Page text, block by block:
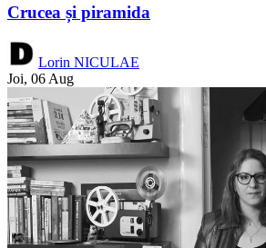
Crucea și piramida
Lorin NICULAE
Joi, 06 Aug